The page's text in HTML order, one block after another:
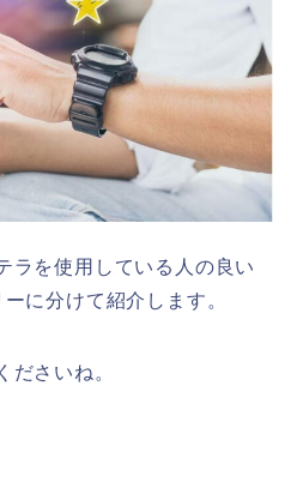
ラを使用している人の良い
に分けて紹介します。
ださいね。